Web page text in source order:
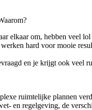
elkaar om, hebben veel
hard voor mooie
en je krijgt ook veel
ruimtelijke plannen
en regelgeving, de